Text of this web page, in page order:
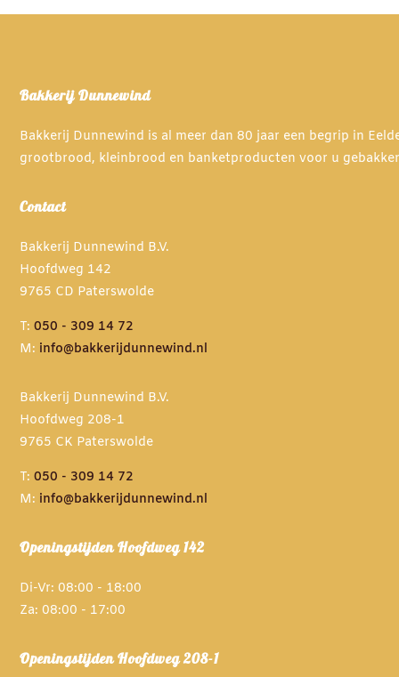
Bakkerij Dunnewind
Bakkerij Dunnewind is al meer dan 80 jaar een begrip in
grootbrood, kleinbrood en banketproducten voor u
Contact
Bakkerij Dunnewind B.V.
Hoofdweg 142
9765 CD Paterswolde
T:050 - 309 14 72
M: info@bakkerijdunnewind.nl
Bakkerij Dunnewind B.V.
Hoofdweg 208-1
9765 CK Paterswolde
T:050 - 309 14 72
M: info@bakkerijdunnewind.nl
Openingstijden Hoofdweg 142
Di-Vr: 08:00 - 18:00
Za: 08:00 - 17:00
Openingstijden Hoofdweg 208-1